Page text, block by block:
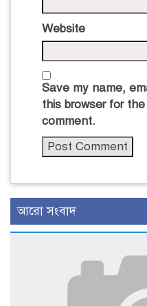
Website
Save my name,
this browser for
comment.
আরো সংবাদ